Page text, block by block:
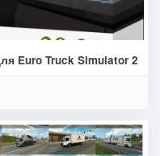
Euro Truck Simulator 2